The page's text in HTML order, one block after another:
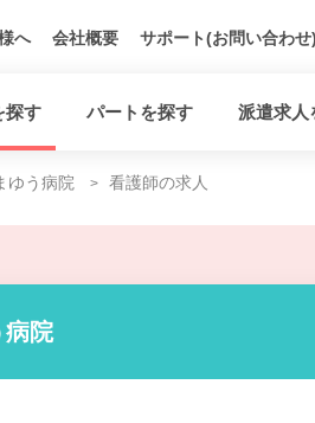
へ 会社概要 サポート(お問い合わせ)
探す パートを探す 派遣求人
ゆう病院 看護師の求人
病院